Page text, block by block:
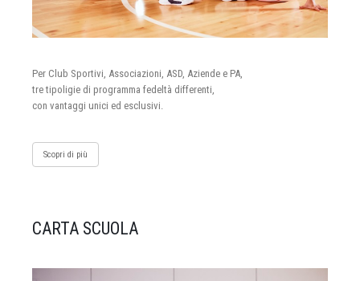
Per Club Sportivi, Associazioni, ASD, Aziende e PA,
tre tipoligie di programma fedeltà differenti,
con vantaggi unici ed esclusivi.
Scopri di più
CARTA SCUOLA